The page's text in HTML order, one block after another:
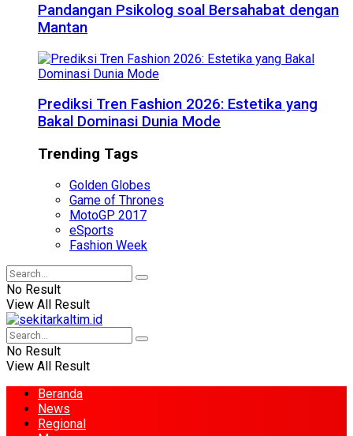
Pandangan Psikolog soal Bersahabat dengan
Mantan
Prediksi Tren Fashion 2026: Estetika yang
Bakal Dominasi Dunia Mode
Trending Tags
Golden Globes
Game of Thrones
MotoGP 2017
eSports
Fashion Week
No Result
View All Result
No Result
View All Result
Beranda
News
Regional